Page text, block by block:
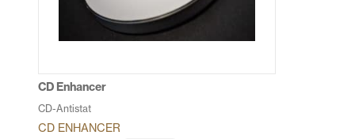
alternativen
väljas
CD Enhancer
CD-Antistat
CD ENHANCER